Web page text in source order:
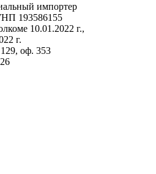
импортер
193586155
10.01.2022 г.,
г.
оф. 353